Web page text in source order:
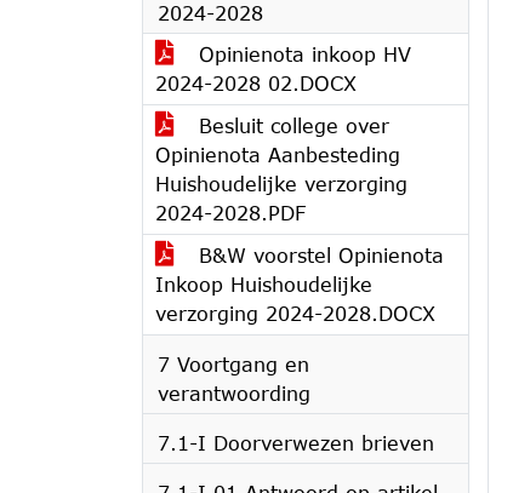
2024-2028
Opinienota inkoop HV
2024-2028 02.DOCX
Besluit college over
Opinienota Aanbesteding
Huishoudelijke verzorging
2024-2028.PDF
B&W voorstel Opinienota
Inkoop Huishoudelijke
verzorging 2024-2028.DOCX
7 Voortgang en
verantwoording
7.1-I Doorverwezen brieven